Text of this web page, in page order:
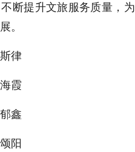
断提升文旅服务质量，
。
律
霞
鑫
阳